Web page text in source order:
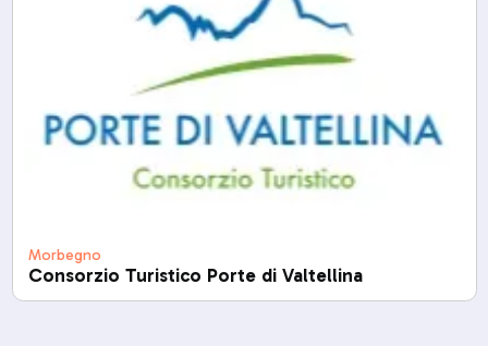
Morbegno
Consorzio Turistico Porte di Valtellina